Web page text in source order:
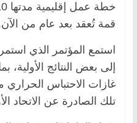
قمة تُعقد بعد عام من
استمع المؤتمر الذي
إلى بعض النتائج الأولية،
غازات الاحتباس
تلك الصادرة عن الاتحاد